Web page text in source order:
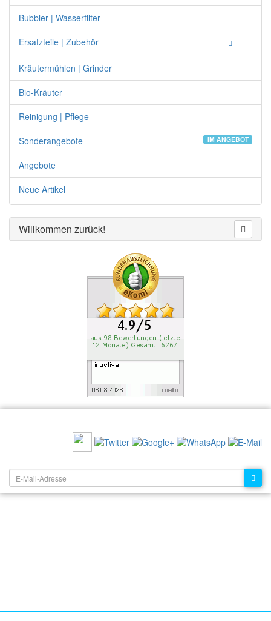
Bubbler | Wasserfilter
Ersatzteile | Zubehör
Kräutermühlen | Grinder
Bio-Kräuter
Reinigung | Pflege
Sonderangebote
IM ANGEBOT
Angebote
Neue Artikel
Willkommen zurück!